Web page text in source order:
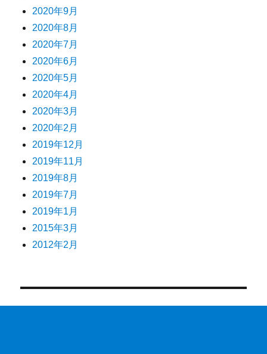
2020年9月
2020年8月
2020年7月
2020年6月
2020年5月
2020年4月
2020年3月
2020年2月
2019年12月
2019年11月
2019年8月
2019年7月
2019年1月
2015年3月
2012年2月